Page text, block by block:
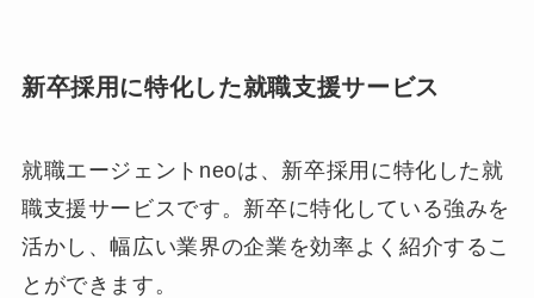
新卒採用に特化した就職支援サービス
就職エージェントneoは、新卒採用に特化した就
職支援サービスです。新卒に特化している強みを
活かし、幅広い業界の企業を効率よく紹介するこ
とができます。